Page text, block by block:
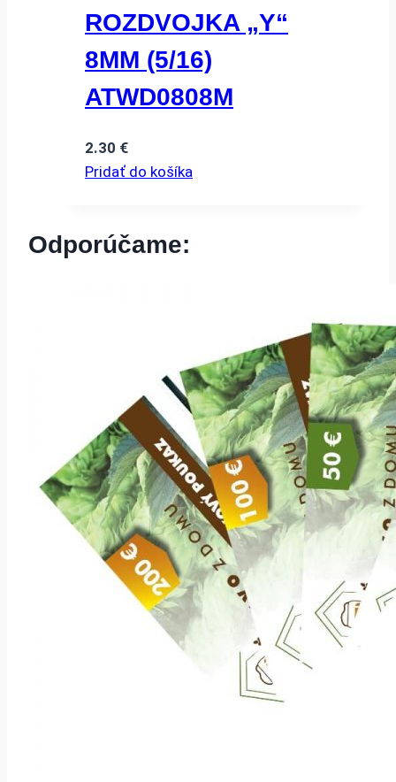
ROZDVOJKA „Y“
8MM (5/16)
ATWD0808M
2.30 €
Pridať do košíka
Odporúčame: